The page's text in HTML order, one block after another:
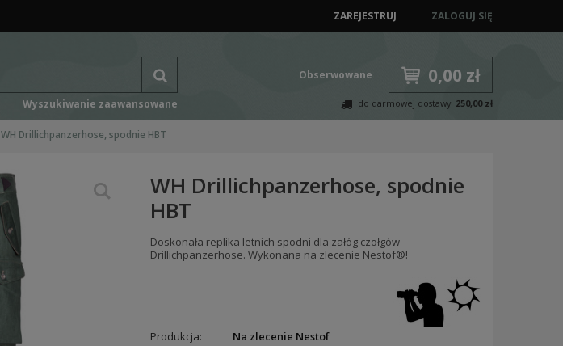
ZAREJESTRUJ ZALOGUJ SIĘ
Wyszukiwanie zaawansowane
Obserwowane 0,00 zł
do darmowej dostawy: 250,00 zł
WH Drillichpanzerhose, spodnie HBT
WH Drillichpanzerhose, spodnie
HBT
Doskonała replika letnich spodni dla załóg czołgów -
Drillichpanzerhose. Wykonana na zlecenie Nestof®!
Produkcja: Na zlecenie Nestof